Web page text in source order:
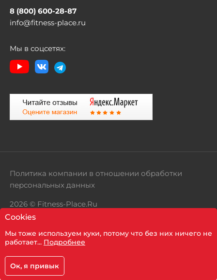
Показать фильтр
Каталог
8 (800) 600-28-87
info@fitness-place.ru
Мы в соцсетях:
2026 © Fitness-Place.Ru
Территория здорового образа жизни
Политика компании в отношении обработки
персональных данных
Cookies
Мы тоже используем куки, потому что без них ничего не
работает... Подробнее
Ок, я привык